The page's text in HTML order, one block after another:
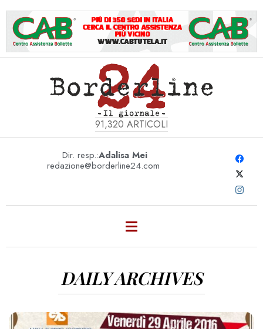
91,320 ARTICOLI
Dir. resp.:Adalisa Mei
redazione@borderline24.com
DAILY ARCHIVES